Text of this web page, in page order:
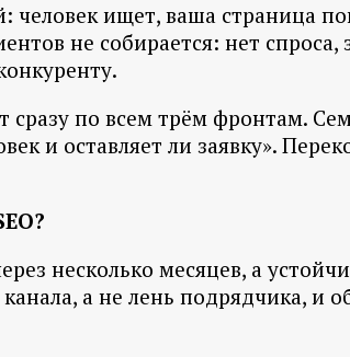
человек ищет, ваша страница
не собирается: нет
по всем трём фронтам.
и оставляет ли заявку».
несколько месяцев, а
а не лень подрядчика, и